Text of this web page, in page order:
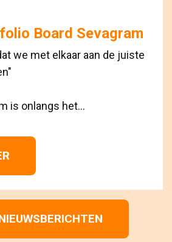
Board Sevagram
we met elkaar aan de juiste
is onlangs het...